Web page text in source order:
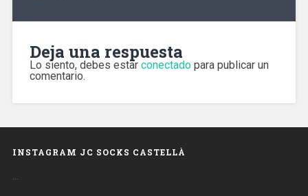
Deja una respuesta
Lo siento, debes estar conectadopara publicar un
comentario.
INSTAGRAM JC SOCKS CASTELLÀ
…